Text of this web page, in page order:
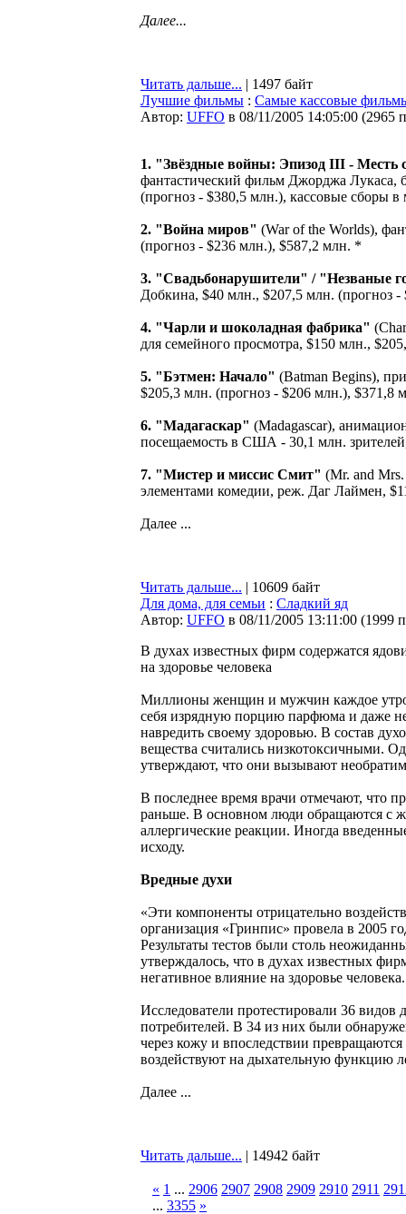
Далее...
Читать дальше... | 1497 байт
Лучшие фильмы : Самые кассовые
Автор: UFFO в 08/11/2005 14:05:00 (2965
1. "Звёздные войны: Эпизод III - Месть
фантастический фильм Джорджа
(прогноз - $380,5 млн.), кассовые сборы
2. "Война миров" (War of the Worlds),
(прогноз - $236 млн.), $587,2 млн. *
3. "Свадьбонарушители" / "Незваные
Добкина, $40 млн., $207,5 млн. (прогноз
4. "Чарли и шоколадная фабрика"
для семейного просмотра, $150 млн.,
5. "Бэтмен: Начало" (Batman Begins),
$205,3 млн. (прогноз - $206 млн.), $371,8
6. "Мадагаскар" (Madagascar),
посещаемость в США - 30,1 млн.
7. "Мистер и миссис Смит" (Mr. and
элементами комедии, реж. Даг Лаймен,
Далее ...
Читать дальше... | 10609 байт
Для дома, для семьи : Сладкий яд
Автор: UFFO в 08/11/2005 13:11:00 (1999
В духах известных фирм содержатся
на здоровье человека
Миллионы женщин и мужчин каждое
себя изрядную порцию парфюма и даже
навредить своему здоровью. В состав
вещества считались низкотоксичными.
утверждают, что они вызывают
В последнее время врачи отмечают, что
раньше. В основном люди обращаются с
аллергические реакции. Иногда
исходу.
Вредные духи
«Эти компоненты отрицательно
организация «Гринпис» провела в 2005
Результаты тестов были столь
утверждалось, что в духах известных
негативное влияние на здоровье человека.
Исследователи протестировали 36
потребителей. В 34 из них были
через кожу и впоследствии
воздействуют на дыхательную функцию
Далее ...
Читать дальше... | 14942 байт
« 1 ... 2906 2907 2908 2909 2910 2911
... 3355 »